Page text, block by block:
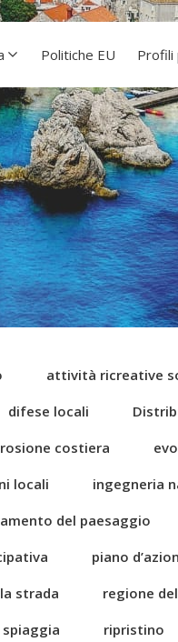
Politiche EU Profili
attività ricreative
difese locali
costiera
locali
ingegneria
del paesaggio
piano
strada
regione
ripristino